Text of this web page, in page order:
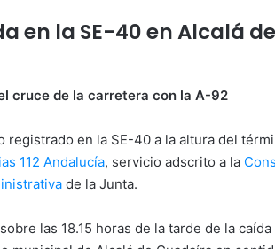
en la SE-40 en Alcalá de
cruce de la carretera con la A-92
en la SE-40 a la altura del
112 Andalucía, servicio adscrito a la
de la Junta.
las 18.15 horas de la tarde de la